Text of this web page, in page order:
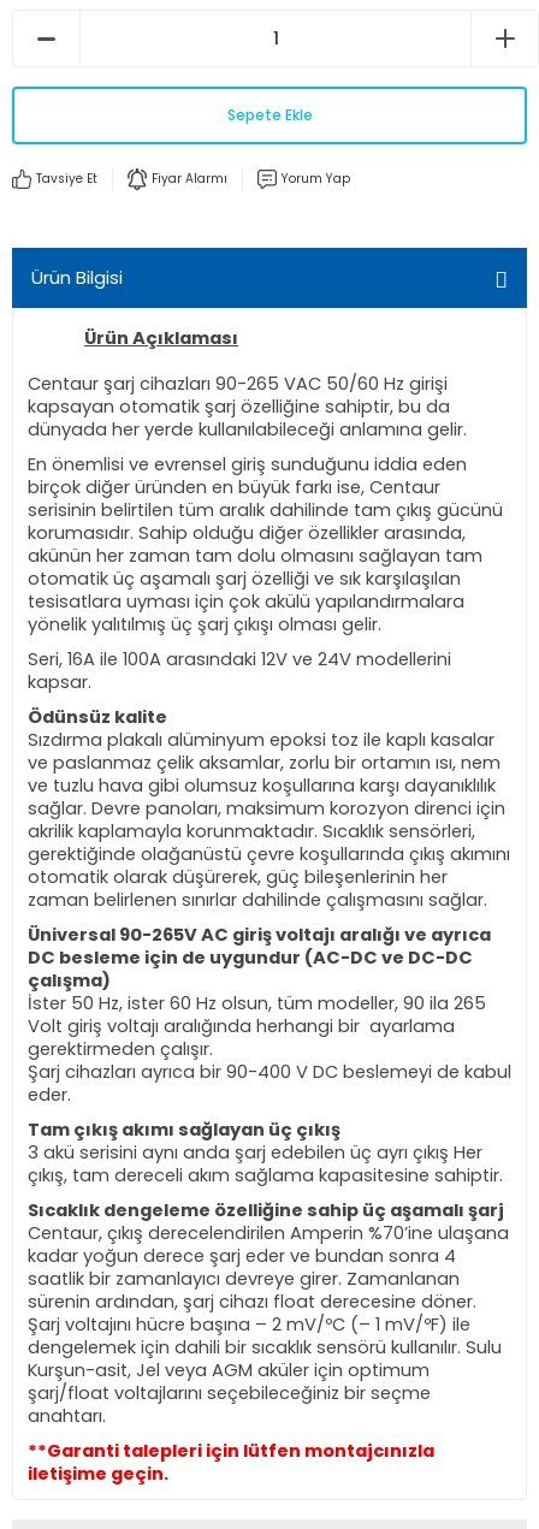
Sepete Ekle
Tavsiye Et Fiyar Alarmı Yorum Yap
Ürün Bilgisi
Ürün Açıklaması
Centaur şarj cihazları 90-265 VAC 50/60 Hz girişi
kapsayan otomatik şarj özelliğine sahiptir, bu da
dünyada her yerde kullanılabileceği anlamına gelir.
En önemlisi ve evrensel giriş sunduğunu iddia eden
birçok diğer üründen en büyük farkı ise, Centaur
serisinin belirtilen tüm aralık dahilinde tam çıkış gücünü
korumasıdır. Sahip olduğu diğer özellikler arasında,
akünün her zaman tam dolu olmasını sağlayan tam
otomatik üç aşamalı şarj özelliği ve sık karşılaşılan
tesisatlara uyması için çok akülü yapılandırmalara
yönelik yalıtılmış üç şarj çıkışı olması gelir.
Seri, 16A ile 100A arasındaki 12V ve 24V modellerini
kapsar.
Ödünsüz kalite
Sızdırma plakalı alüminyum epoksi toz ile kaplı kasalar
ve paslanmaz çelik aksamlar, zorlu bir ortamın ısı, nem
ve tuzlu hava gibi olumsuz koşullarına karşı dayanıklılık
sağlar. Devre panoları, maksimum korozyon direnci için
akrilik kaplamayla korunmaktadır. Sıcaklık sensörleri,
gerektiğinde olağanüstü çevre koşullarında çıkış akımını
otomatik olarak düşürerek, güç bileşenlerinin her
zaman belirlenen sınırlar dahilinde çalışmasını sağlar.
Üniversal 90-265V AC giriş voltajı aralığı ve ayrıca
DC besleme için de uygundur (AC-DC ve DC-DC
çalışma)
İster 50 Hz, ister 60 Hz olsun, tüm modeller, 90 ila 265
Volt giriş voltajı aralığında herhangi bir ayarlama
gerektirmeden çalışır.
Şarj cihazları ayrıca bir 90-400 V DC beslemeyi de kabul
eder.
Tam çıkış akımı sağlayan üç çıkış
3 akü serisini aynı anda şarj edebilen üç ayrı çıkış Her
çıkış, tam dereceli akım sağlama kapasitesine sahiptir.
Sıcaklık dengeleme özelliğine sahip üç aşamalı şarj
Centaur, çıkış derecelendirilen Amperin %70’ine ulaşana
kadar yoğun derece şarj eder ve bundan sonra 4
saatlik bir zamanlayıcı devreye girer. Zamanlanan
sürenin ardından, şarj cihazı float derecesine döner.
Şarj voltajını hücre başına – 2 mV/ºC (– 1 mV/ºF) ile
dengelemek için dahili bir sıcaklık sensörü kullanılır. Sulu
Kurşun-asit, Jel veya AGM aküler için optimum
şarj/float voltajlarını seçebileceğiniz bir seçme
anahtarı.
**Garanti talepleri için lütfen montajcınızla
iletişime geçin.